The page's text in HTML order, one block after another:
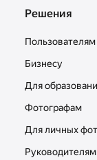
Решения
Пользователям
Бизнесу
Для
Фотографам
Для личных
Руководителям